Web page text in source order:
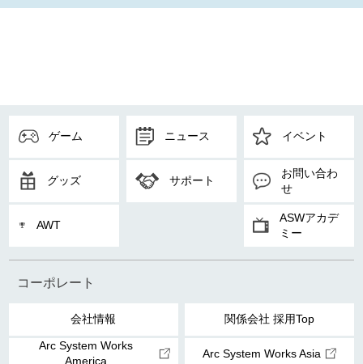
ゲーム ニュース イベント
グッズ サポート
お問い合わ
せ
AWT
ASWアカデ
ミー
コーポレート
会社情報 関係会社 採用Top
Arc System Works
America
Arc System Works Asia